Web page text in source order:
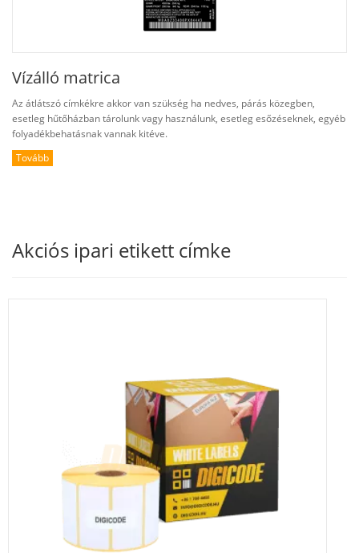
Vízálló matrica
Az átlátszó címkékre akkor van szükség ha nedves, párás közegben,
esetleg hűtőházban tárolunk vagy használunk, esetleg esőzéseknek, egyéb
folyadékbehatásnak vannak kitéve.
Tovább
Akciós ipari etikett címke